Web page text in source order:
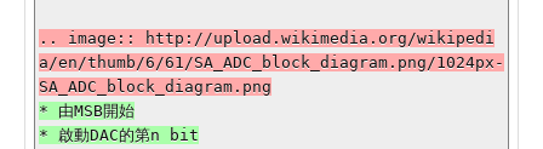
.. image:: http://upload.wikimedia.org/wikipedi
a/en/thumb/6/61/SA_ADC_block_diagram.png/1024px-
* 由MSB開始
* 啟動DAC的第n bit